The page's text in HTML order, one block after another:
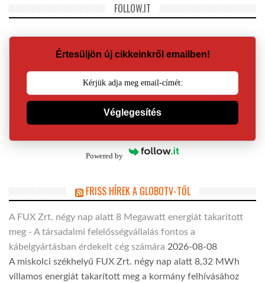
FOLLOW.IT
Értesüljön új cikkeinkről emailben!
Véglegesítés
Powered by
FRISS HÍREK A GLOBOTV-TŐL
A FUX Zrt. négy nap alatt 8 Megawatt energiát takarított
meg - A társadalmi felelősségvállalás fontos a
kábelgyártásban érdekelt cég számára 2026-08-08
A miskolci székhelyű FUX Zrt. négy nap alatt 8,32 MWh
villamos energiát takarított meg a kormány felhívásához